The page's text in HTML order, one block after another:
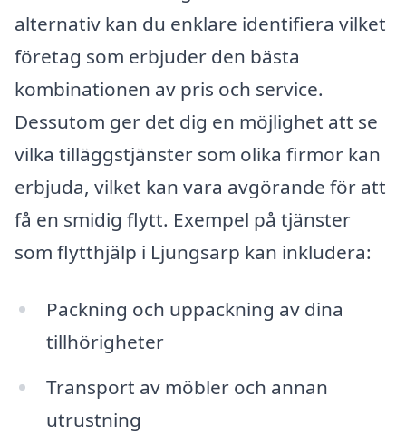
alternativ kan du enklare identifiera vilket
företag som erbjuder den bästa
kombinationen av pris och service.
Dessutom ger det dig en möjlighet att se
vilka tilläggstjänster som olika firmor kan
erbjuda, vilket kan vara avgörande för att
få en smidig flytt. Exempel på tjänster
som flytthjälp i Ljungsarp kan inkludera:
Packning och uppackning av dina
tillhörigheter
Transport av möbler och annan
utrustning